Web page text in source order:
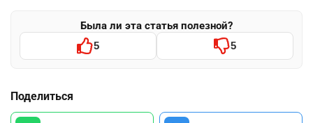
Была ли эта статья полезной?
5 5
Поделиться